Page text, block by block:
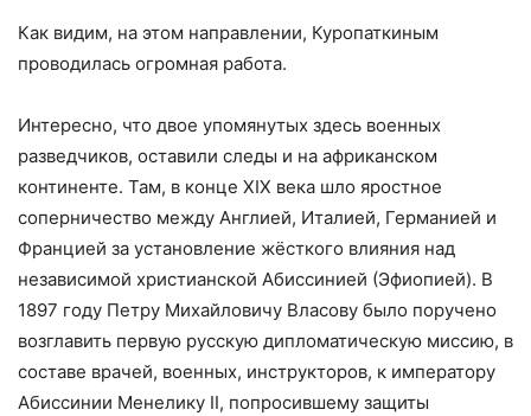
Как видим, на этом направлении, Куропаткиным
проводилась огромная работа.
Интересно, что двое упомянутых здесь военных
разведчиков, оставили следы и на африканском
континенте. Там, в конце XIX века шло яростное
соперничество между Англией, Италией, Германией и
Францией за установление жёсткого влияния над
независимой христианской Абиссинией (Эфиопией). В
1897 году Петру Михайловичу Власову было поручено
возглавить первую русскую дипломатическую миссию, в
составе врачей, военных, инструкторов, к императору
Абиссинии Менелику II, попросившему защиты